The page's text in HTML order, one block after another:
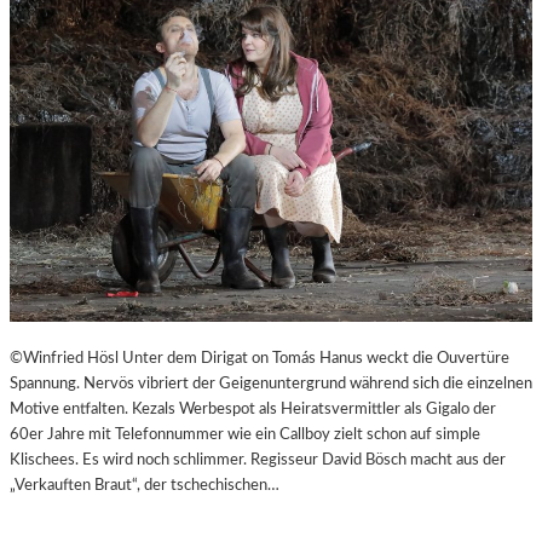
©Winfried Hösl Unter dem Dirigat on Tomás Hanus weckt die Ouvertüre
Spannung. Nervös vibriert der Geigenuntergrund während sich die einzelnen
Motive entfalten. Kezals Werbespot als Heiratsvermittler als Gigalo der
60er Jahre mit Telefonnummer wie ein Callboy zielt schon auf simple
Klischees. Es wird noch schlimmer. Regisseur David Bösch macht aus der
„Verkauften Braut“, der tschechischen…